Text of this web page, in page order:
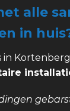
alle
in
in